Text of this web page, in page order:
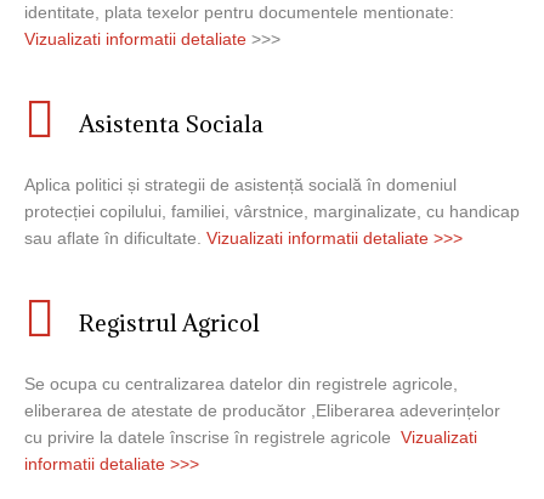
identitate, plata texelor pentru documentele mentionate:
Vizualizati informatii detaliate >>>
Asistenta Sociala
Aplica politici și strategii de asistență socială în domeniul
protecției copilului, familiei, vârstnice, marginalizate, cu handicap
sau aflate în dificultate. Vizualizati informatii detaliate >>>
Registrul Agricol
Se ocupa cu centralizarea datelor din registrele agricole,
eliberarea de atestate de producător ,Eliberarea adeverințelor
cu privire la datele înscrise în registrele agricole Vizualizati
informatii detaliate >>>